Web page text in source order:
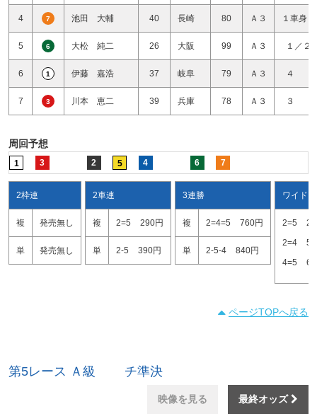
4 7 池田 大輔 40 長崎 80 Ａ３ １車身
5 6 大松 純二 26 大阪 99 Ａ３ １／２
6 1 伊藤 嘉浩 37 岐阜 79 Ａ３ ４
7 3 川本 恵二 39 兵庫 78 Ａ３ ３
周回予想
1 3 2 5 4 6 7
2枠連
複 発売無し
単 発売無し
2車連
複 2=5 290円
単 2-5 390円
3連勝
複 2=4=5 760円
単 2-5-4 840円
ワイド
2=5
2=4
4=5
ページTOPへ戻る
第5レース Ａ級 チ準決
映像を見る 最終オッズ